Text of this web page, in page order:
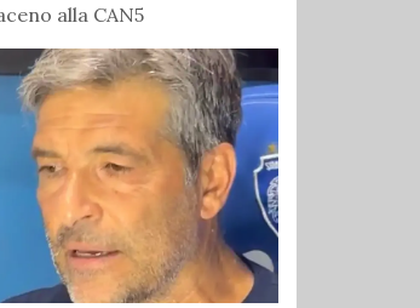
alla CAN5